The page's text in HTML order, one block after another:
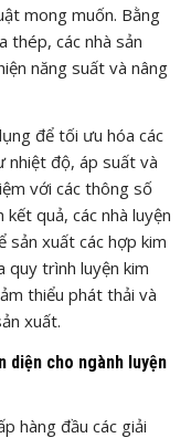
mong muốn. Bằng
thép, các nhà sản
năng suất và nâng
để tối ưu hóa các
nhiệt độ, áp suất và
với các thông số
quả, các nhà luyện
sản xuất các hợp kim
quy trình luyện kim
thiểu phát thải và
xuất.
diện cho ngành luyện
hàng đầu các giải